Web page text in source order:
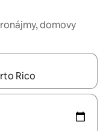
domovy
si je procházet pomocí